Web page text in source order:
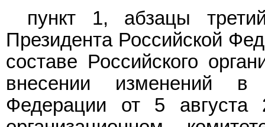
пункт 1,
абзацы
Президента Российской
составе Российского
внесении изменений в
Федерации от 5